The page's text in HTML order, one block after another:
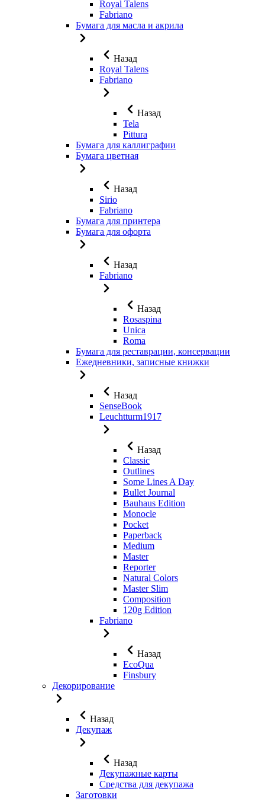
Royal Talens
Fabriano
Бумага для масла и акрила
Назад
Royal Talens
Fabriano
Назад
Tela
Pittura
Бумага для каллиграфии
Бумага цветная
Назад
Sirio
Fabriano
Бумага для принтера
Бумага для офорта
Назад
Fabriano
Назад
Rosaspina
Unica
Roma
Бумага для реставрации, консервации
Ежедневники, записные книжки
Назад
SenseBook
Leuchtturm1917
Назад
Classic
Outlines
Some Lines A Day
Bullet Journal
Bauhaus Edition
Monocle
Pocket
Paperback
Medium
Master
Reporter
Natural Colors
Master Slim
Composition
120g Edition
Fabriano
Назад
EcoQua
Finsbury
Декорирование
Назад
Декупаж
Назад
Декупажные карты
Средства для декупажа
Заготовки